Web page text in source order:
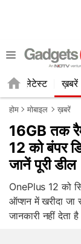
लेटेस्ट ख़बरें
होम मोबाइल ख़बरें
16GB तक
12 को बंपर
जानें पूरी डील
OnePlus 12 को
ऑप्शन में खरीदा
जानकारी नहीं देता